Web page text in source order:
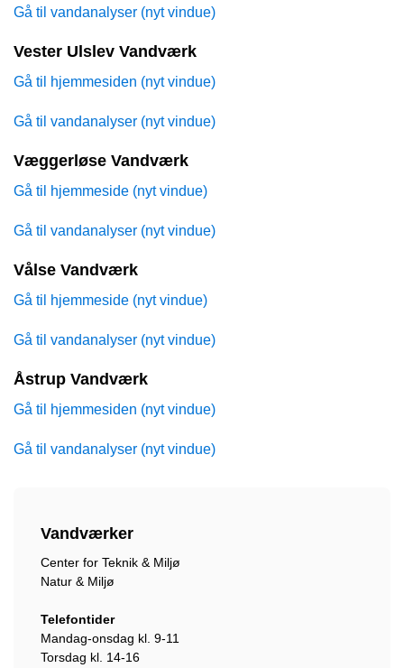
Gå til vandanalyser (nyt vindue)
Vester Ulslev Vandværk
Gå til hjemmesiden (nyt vindue)
Gå til vandanalyser (nyt vindue)
Væggerløse Vandværk
Gå til hjemmeside (nyt vindue)
Gå til vandanalyser (nyt vindue)
Vålse Vandværk
Gå til hjemmeside (nyt vindue)
Gå til vandanalyser (nyt vindue)
Åstrup Vandværk
Gå til hjemmesiden (nyt vindue)
Gå til vandanalyser (nyt vindue)
Vandværker
Center for Teknik & Miljø
Natur & Miljø
Telefontider
Mandag-onsdag kl. 9-11
Torsdag kl. 14-16